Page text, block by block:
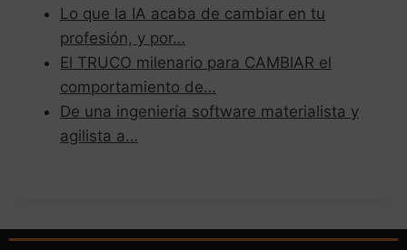
Lo que la IA acaba de cambiar en tu
profesión, y por…
El TRUCO milenario para CAMBIAR el
comportamiento de…
De una ingeniería software materialista y
agilista a…